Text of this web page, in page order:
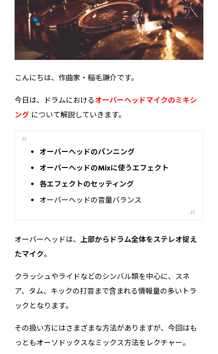
こんにちは、作曲家・稲毛謙介です。
今日は、ドラムにおけるオーバーヘッドマイクのミキシ
ング について解説していきます。
オーバーヘッドのパンニング
オーバーヘッドのMixに使うエフェクト
各エフェクトのセッティング
オーバーヘッドの音量バランス
オーバーヘッドは、上部からドラム全体をステレオ捉え
たマイク。
クラッシュやライドなどのシンバル類を中心に、スネ
ア、タム、キックの打音まで含まれる情報量の多いトラ
ックとなります。
その扱い方にはさまざまな方法がありますが、今回はも
っともオーソドックスなミックス方法をレクチャー。